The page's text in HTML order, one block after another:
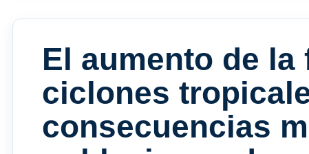
El aumento de
ciclones
consecuencias